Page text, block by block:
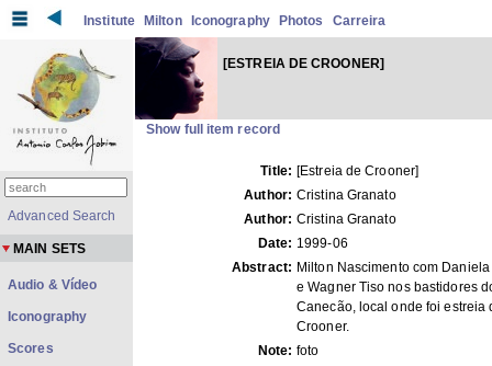
Institute Milton Iconography Photos Carreira
[ESTREIA DE CROONER]
Show full item record
Title: [Estreia de Crooner]
Author: Cristina Granato
Author: Cristina Granato
Date: 1999-06
Abstract: Milton Nascimento com
e Wagner Tiso nos bastidores
Canecão, local onde foi estreia
Crooner.
Note: foto
Advanced Search
MAIN SETS
Audio & Vídeo
Iconography
Scores